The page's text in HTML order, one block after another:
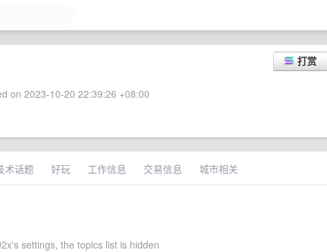
打赏
on 2023-10-20 22:39:26 +08:00
术话题 好玩 工作信息 交易信息 城市相关
settings, the topics list is hidden